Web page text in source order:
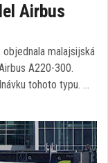
Airbus
malajsijská
A220-300.
tohoto typu. …